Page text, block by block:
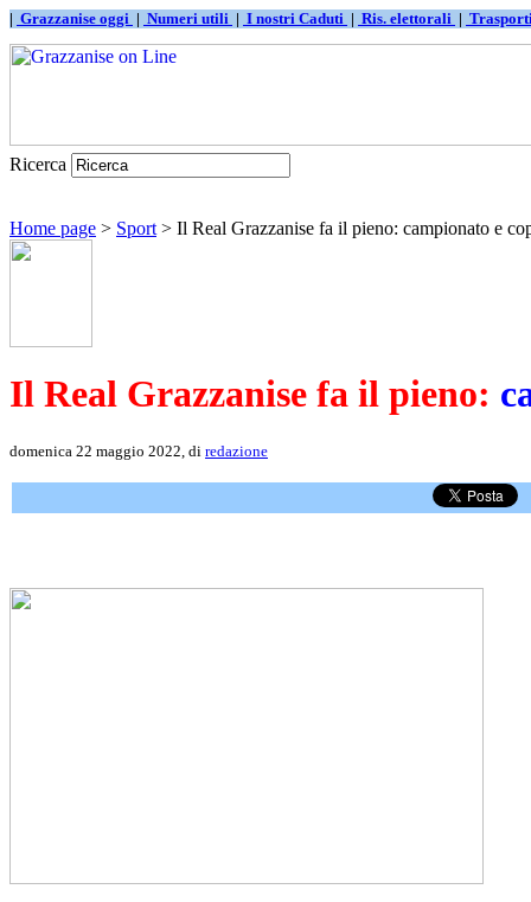
| Grazzanise oggi | Numeri utili | I nostri Caduti | Ris. elettorali |
Ricerca
Home page > Sport > Il Real Grazzanise fa il pieno: campionato e
Il Real Grazzanise fa il pieno:
domenica 22 maggio 2022, di redazione